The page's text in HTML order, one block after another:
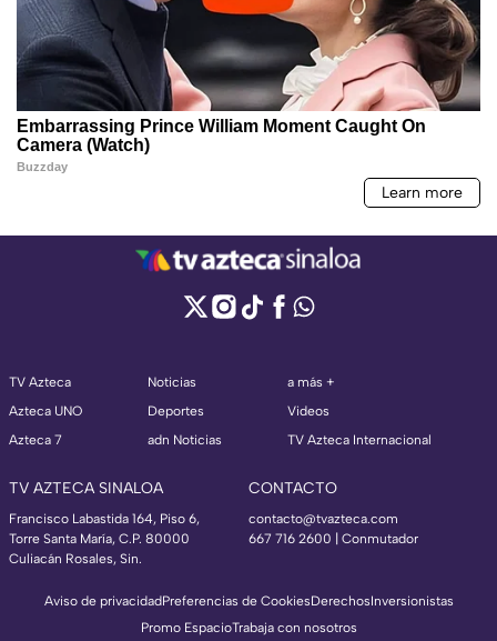
TV Azteca
Azteca UNO
Azteca 7
Noticias
Deportes
adn Noticias
a más +
Videos
TV Azteca Internacional
TV AZTECA SINALOA
Francisco Labastida 164, Piso 6,
Torre Santa María, C.P. 80000
Culiacán Rosales, Sin.
CONTACTO
contacto@tvazteca.com
667 716 2600 | Conmutador
Aviso de privacidadPreferencias de CookiesDerechosInversionistas
Promo EspacioTrabaja con nosotros